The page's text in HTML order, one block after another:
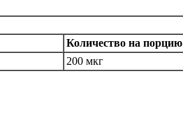
Количество на порцию
200 мкг